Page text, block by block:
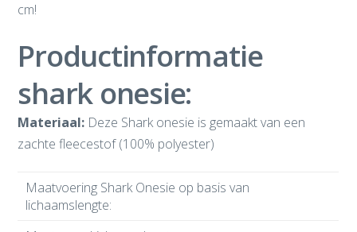
cm!
Productinformatie
shark onesie:
Materiaal: Deze Shark onesie is gemaakt van een
zachte fleecestof (100% polyester)
Maatvoering Shark Onesie op basis van
lichaamslengte: